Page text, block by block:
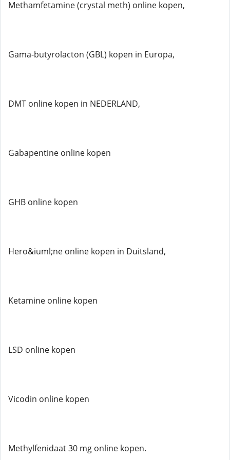
Methamfetamine (crystal meth) online kopen,
Gama-butyrolacton (GBL) kopen in Europa,
DMT online kopen in NEDERLAND,
Gabapentine online kopen
GHB online kopen
Hero&iuml;ne online kopen in Duitsland,
Ketamine online kopen
LSD online kopen
Vicodin online kopen
Methylfenidaat 30 mg online kopen.